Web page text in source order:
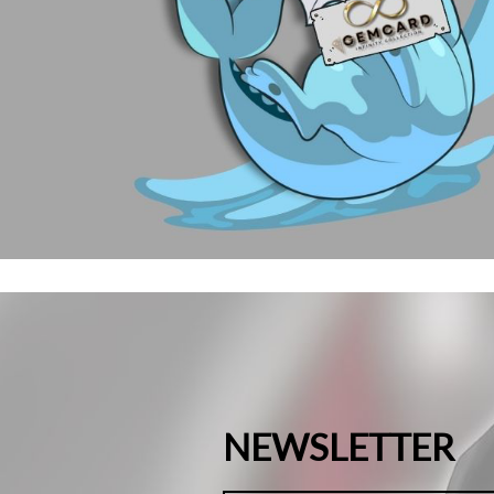
NEWSLETTER